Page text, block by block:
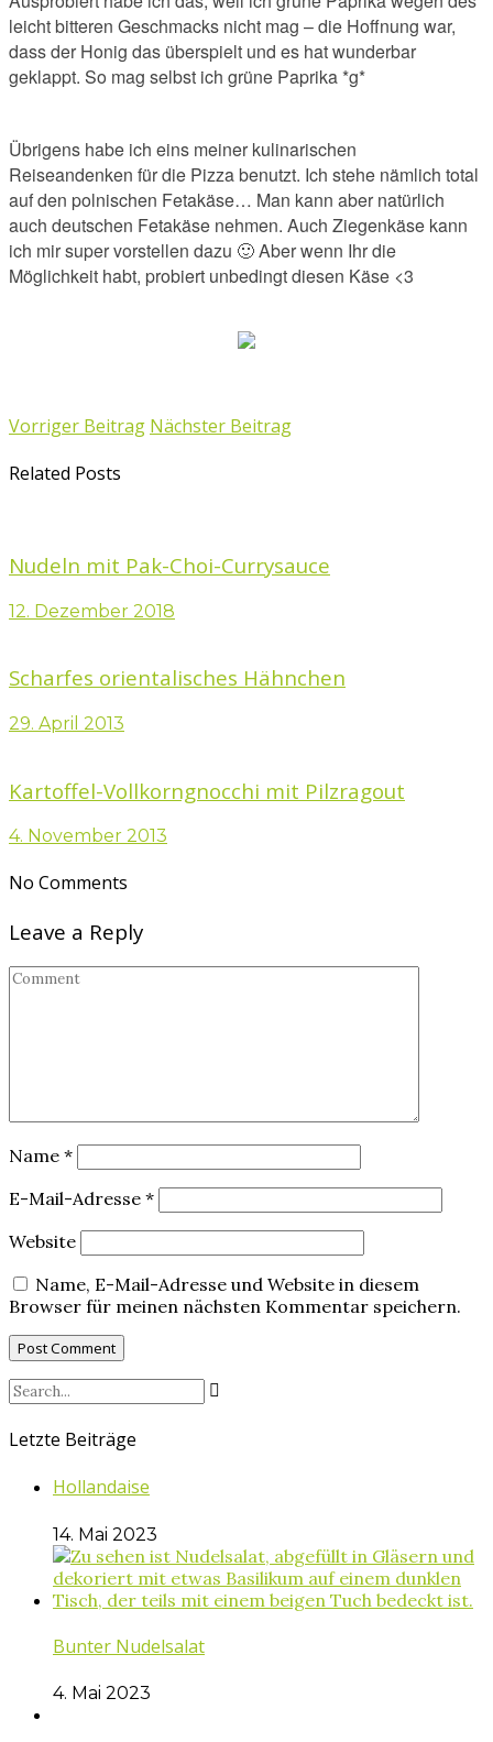
leicht bitteren Geschmacks nicht mag – die Hoffnung war,
dass der Honig das überspielt und es hat wunderbar
geklappt. So mag selbst ich grüne Paprika *g*
Übrigens habe ich eins meiner kulinarischen
Reiseandenken für die Pizza benutzt. Ich stehe nämlich total
auf den polnischen Fetakäse… Man kann aber natürlich
auch deutschen Fetakäse nehmen. Auch Ziegenkäse kann
ich mir super vorstellen dazu 🙂 Aber wenn Ihr die
Möglichkeit habt, probiert unbedingt diesen Käse <3
Vorriger Beitrag Nächster Beitrag
Related Posts
Nudeln mit Pak-Choi-Currysauce
12. Dezember 2018
Scharfes orientalisches Hähnchen
29. April 2013
Kartoffel-Vollkorngnocchi mit Pilzragout
4. November 2013
No Comments
Leave a Reply
Name *
E-Mail-Adresse *
Website
Name, E-Mail-Adresse und Website in diesem
Browser für meinen nächsten Kommentar speichern.
Letzte Beiträge
Hollandaise
14. Mai 2023
Bunter Nudelsalat
4. Mai 2023